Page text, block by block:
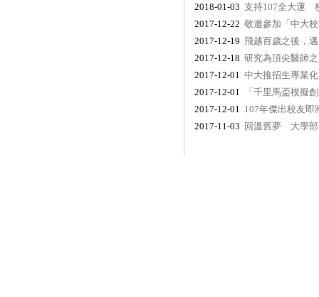
2018-01-03 支持107全大運
2017-12-22 敬邀參加「中大
2017-12-19 飛越百歲之後，
2017-12-18 研究為頂尖醫師
2017-12-01 中大推招生專業
2017-12-01
「千里馬盃模擬
2017-12-01 107年傑出校友即
2017-11-03 回溫舊夢 大學部